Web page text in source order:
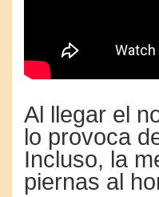
Al llegar el
lo provoca
Incluso, la
piernas al